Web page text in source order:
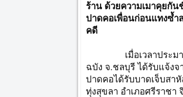
ร้าน ด้วยความเมาคุยกั
ปาดคอเพื่อนก่อนแทงซ้ำ
คดี
เมื่อเวลาประม
ฉบัง จ.ชลบุรี ได้รับแจ้งจ
ปาดคอได้รับบาดเจ็บสา
ทุ่งสุขลา อำเภอศรีราชา